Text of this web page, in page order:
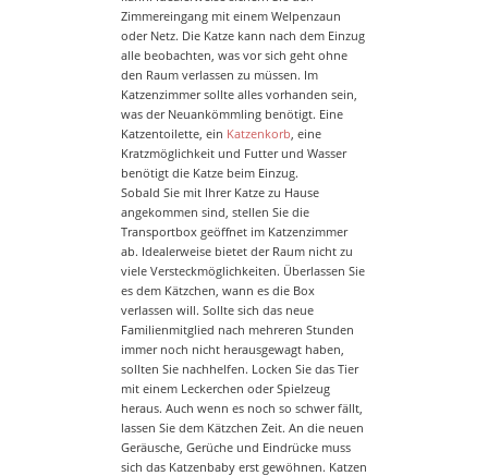
Zimmereingang mit einem Welpenzaun
oder Netz. Die Katze kann nach dem Einzug
alle beobachten, was vor sich geht ohne
den Raum verlassen zu müssen. Im
Katzenzimmer sollte alles vorhanden sein,
was der Neuankömmling benötigt. Eine
Katzentoilette, ein Katzenkorb , eine
Kratzmöglichkeit und Futter und Wasser
benötigt die Katze beim Einzug.
Sobald Sie mit Ihrer Katze zu Hause
angekommen sind, stellen Sie die
Transportbox geöffnet im Katzenzimmer
ab. Idealerweise bietet der Raum nicht zu
viele Versteckmöglichkeiten. Überlassen Sie
es dem Kätzchen, wann es die Box
verlassen will. Sollte sich das neue
Familienmitglied nach mehreren Stunden
immer noch nicht herausgewagt haben,
sollten Sie nachhelfen. Locken Sie das Tier
mit einem Leckerchen oder Spielzeug
heraus. Auch wenn es noch so schwer fällt,
lassen Sie dem Kätzchen Zeit. An die neuen
Geräusche, Gerüche und Eindrücke muss
sich das Katzenbaby erst gewöhnen. Katzen